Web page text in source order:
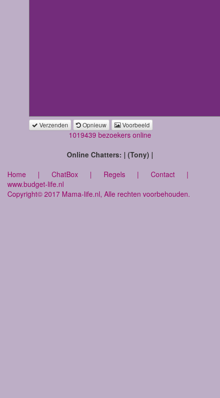
Verzenden Opnieuw Voorbeeld
1019439 bezoekers online
Online Chatters: | (Tony) |
Home | ChatBox | Regels | Contact |
www.budget-life.nl
Copyright© 2017 Mama-life.nl, Alle rechten voorbehouden.